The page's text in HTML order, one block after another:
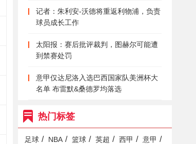
记者：朱利安-沃德将重返利物浦，负责
球员成长工作
太阳报：赛后批评裁判，图赫尔可能遭
到禁赛处罚
意甲仅达尼洛入选巴西国家队美洲杯大
名单 布雷默&桑德罗均落选
热门标签
足球 / NBA / 篮球 / 英超 / 西甲 / 意甲 /